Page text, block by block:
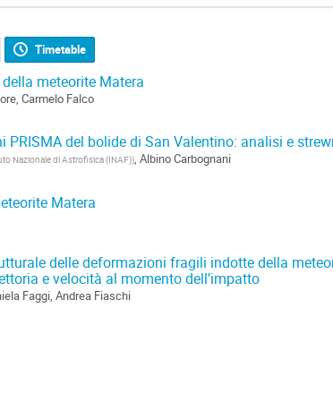
Timetable
meteorite Matera
Carmelo Falco
PRISMA del bolide di San Valentino: analisi e
Nazionale di Astrofisica (INAF)) Albino Carbognani
Matera
delle deformazioni fragili indotte della
e velocità al momento dell’impatto
Faggi Andrea Fiaschi